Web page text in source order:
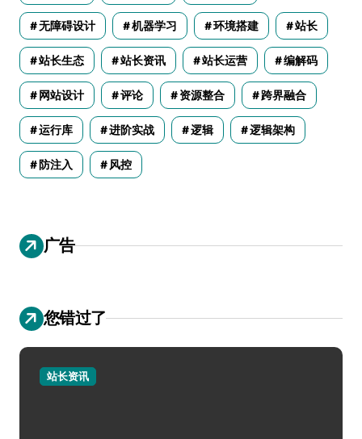
无障碍设计 机器学习 环境搭建 站长
站长生态 站长资讯 站长运营 编解码
网站设计 评论 资源整合 跨界融合
运行库 进阶实战 逻辑 逻辑架构
防注入 风控
广告
您错过了
站长资讯